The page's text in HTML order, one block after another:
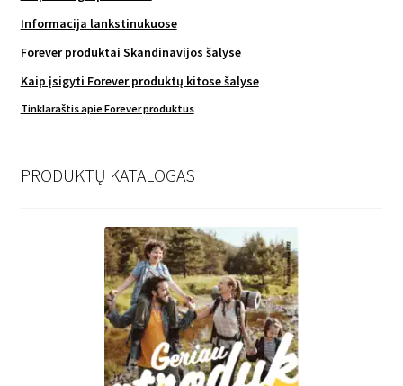
Informacija lankstinukuose
Forever produktai Skandinavijos šalyse
Kaip įsigyti Forever produktų kitose šalyse
Tinklaraštis apie Forever produktus
PRODUKTŲ KATALOGAS